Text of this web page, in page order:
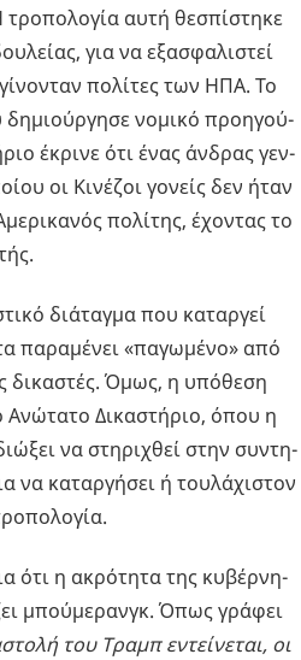
αυτή θε­σπί­στη­κε
για να εξα­σφα­λι­στεί
πο­λί­τες των ΗΠΑ. Το
δη­μιούρ­γη­σε νο­μι­κό προη­γού­
έκρι­νε ότι ένας άν­δρας γεν­
οι Κι­νέ­ζοι γο­νείς δεν ήταν
πο­λί­της, έχο­ντας το
διά­ταγ­μα που κα­ταρ­γεί
πα­ρα­μέ­νει «πα­γω­μέ­νο» από
δι­κα­στές. Όμως, η υπό­θε­ση
Ανώ­τα­το Δι­κα­στή­ριο, όπου η
να στη­ρι­χθεί στην συ­ντη­
να κα­ταρ­γή­σει ή του­λά­χι­στον
ότι η ακρό­τη­τα της κυ­βέρ­νη­
μπού­με­ρανγκ. Όπως γρά­φει
του Τραμπ εντεί­νε­ται, οι